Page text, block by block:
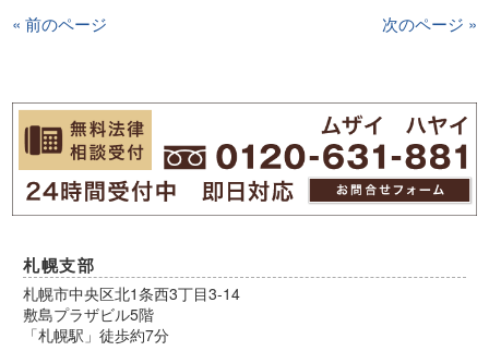
« 前のページ 次のページ »
札幌支部
札幌市中央区北1条西3丁目3-14
敷島プラザビル5階
「札幌駅」徒歩約7分